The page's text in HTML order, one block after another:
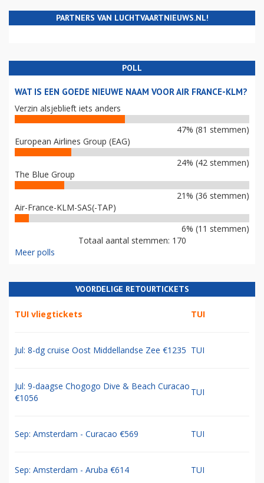
PARTNERS VAN LUCHTVAARTNIEUWS.NL!
POLL
WAT IS EEN GOEDE NIEUWE NAAM VOOR AIR FRANCE-KLM?
Verzin alsjeblieft iets anders
47% (81 stemmen)
European Airlines Group (EAG)
24% (42 stemmen)
The Blue Group
21% (36 stemmen)
Air-France-KLM-SAS(-TAP)
6% (11 stemmen)
Totaal aantal stemmen: 170
Meer polls
VOORDELIGE RETOURTICKETS
TUI vliegtickets TUI
Jul: 8-dg cruise Oost Middellandse Zee €1235 TUI
Jul: 9-daagse Chogogo Dive & Beach Curacao
€1056
TUI
Sep: Amsterdam - Curacao €569 TUI
Sep: Amsterdam - Aruba €614 TUI